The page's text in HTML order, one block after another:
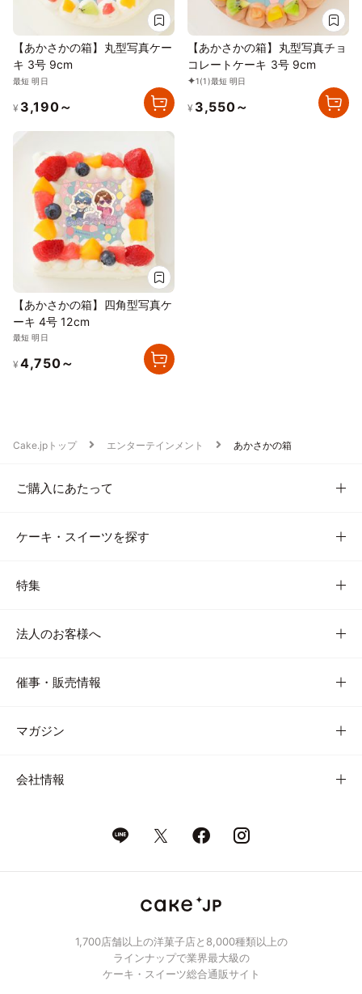
【あかさかの箱】丸型写真ケー
キ 3号 9cm
最短 明日
¥ 3,190～
【あかさかの箱】丸型写真チョ
コレートケーキ 3号 9cm
1(1)最短 明日
¥ 3,550～
【あかさかの箱】四角型写真ケ
ーキ 4号 12cm
最短 明日
¥ 4,750～
Cake.jpトップ エンターテインメント あかさかの箱
ご購入にあたって
ケーキ・スイーツを探す
特集
法人のお客様へ
催事・販売情報
マガジン
会社情報
1,700店舗以上の洋菓子店と8,000種類以上の
ラインナップで業界最大級の
ケーキ・スイーツ総合通販サイト